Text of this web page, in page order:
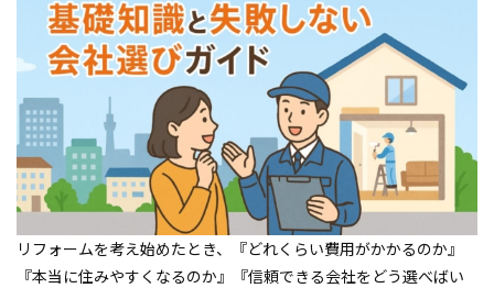
お客さまの声
会社案内
プライバシーポリシー
お問い合わせ
施工事例
リフォームを考え始めたとき、『どれくらい費用がかかるのか』
『本当に住みやすくなるのか』『信頼できる会社をどう選べばい